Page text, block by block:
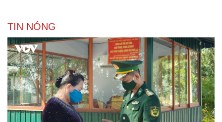
TIN NÓNG